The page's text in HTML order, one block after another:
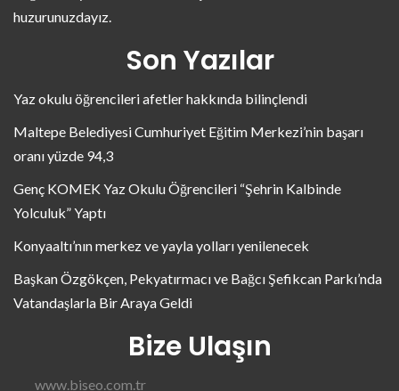
huzurunuzdayız.
Son Yazılar
Yaz okulu öğrencileri afetler hakkında bilinçlendi
Maltepe Belediyesi Cumhuriyet Eğitim Merkezi’nin başarı
oranı yüzde 94,3
Genç KOMEK Yaz Okulu Öğrencileri “Şehrin Kalbinde
Yolculuk” Yaptı
Konyaaltı’nın merkez ve yayla yolları yenilenecek
Başkan Özgökçen, Pekyatırmacı ve Bağcı Şefikcan Parkı’nda
Vatandaşlarla Bir Araya Geldi
Bize Ulaşın
www.biseo.com.tr